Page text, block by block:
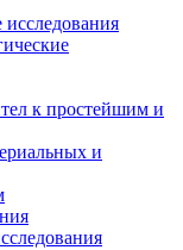
к простейшим и
и